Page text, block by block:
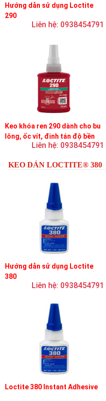
Hướng dẫn sử dụng Loctite
290
Liên hệ: 0938454791
Keo khóa ren 290 dành cho bu
lông, ốc vít, đinh tán độ bền
trung bình, độ nhớt thấp
Liên hệ: 0938454791
KEO DÁN LOCTITE® 380
Hướng dẫn sử dụng Loctite
380
Liên hệ: 0938454791
Loctite 380 Instant Adhesive